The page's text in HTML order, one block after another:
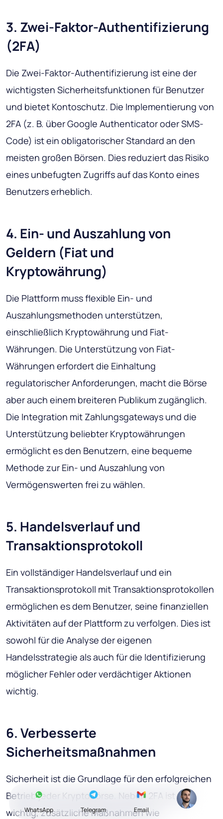
3. Zwei-Faktor-Authentifizierung
(2FA)
Die Zwei-Faktor-Authentifizierung ist eine der
wichtigsten Sicherheitsfunktionen für Benutzer
und bietet Kontoschutz. Die Implementierung von
2FA (z. B. über Google Authenticator oder SMS-
Code) ist ein obligatorischer Standard an den
meisten großen Börsen. Dies reduziert das Risiko
eines unbefugten Zugriffs auf das Konto eines
Benutzers erheblich.
4. Ein- und Auszahlung von
Geldern (Fiat und
Kryptowährung)
Die Plattform muss flexible Ein- und
Auszahlungsmethoden unterstützen,
einschließlich Kryptowährung und Fiat-
Währungen. Die Unterstützung von Fiat-
Währungen erfordert die Einhaltung
regulatorischer Anforderungen, macht die Börse
aber auch einem breiteren Publikum zugänglich.
Die Integration mit Zahlungsgateways und die
Unterstützung beliebter Kryptowährungen
ermöglicht es den Benutzern, eine bequeme
Methode zur Ein- und Auszahlung von
Vermögenswerten frei zu wählen.
5. Handelsverlauf und
Transaktionsprotokoll
Ein vollständiger Handelsverlauf und ein
Transaktionsprotokoll mit Transaktionsprotokollen
ermöglichen es dem Benutzer, seine finanziellen
Aktivitäten auf der Plattform zu verfolgen. Dies ist
sowohl für die Analyse der eigenen
Handelsstrategie als auch für die Identifizierung
möglicher Fehler oder verdächtiger Aktionen
wichtig.
6. Verbesserte
Sicherheitsmaßnahmen
Sicherheit ist die Grundlage für den erfolgreichen
Betrieb jeder Kryptobörse. Neben 2FA ist es
wichtig, zusätzliche Maßnahmen wie
WhatsApp Telegram Email